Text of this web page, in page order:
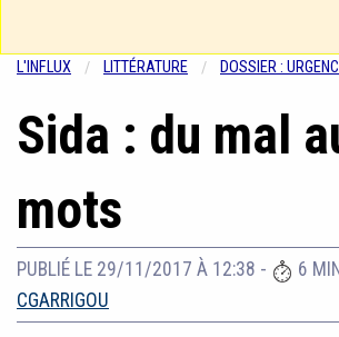
L'INFLUX LITTÉRATURE DOSSIER :
Sida : du mal
mots
PUBLIÉ LE 29/11/2017 À 12:38 - 6 MIN
CGARRIGOU